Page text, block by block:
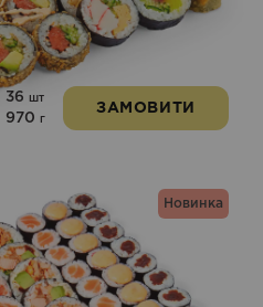
36 шт
970 г
ЗАМОВИТИ
Новинка